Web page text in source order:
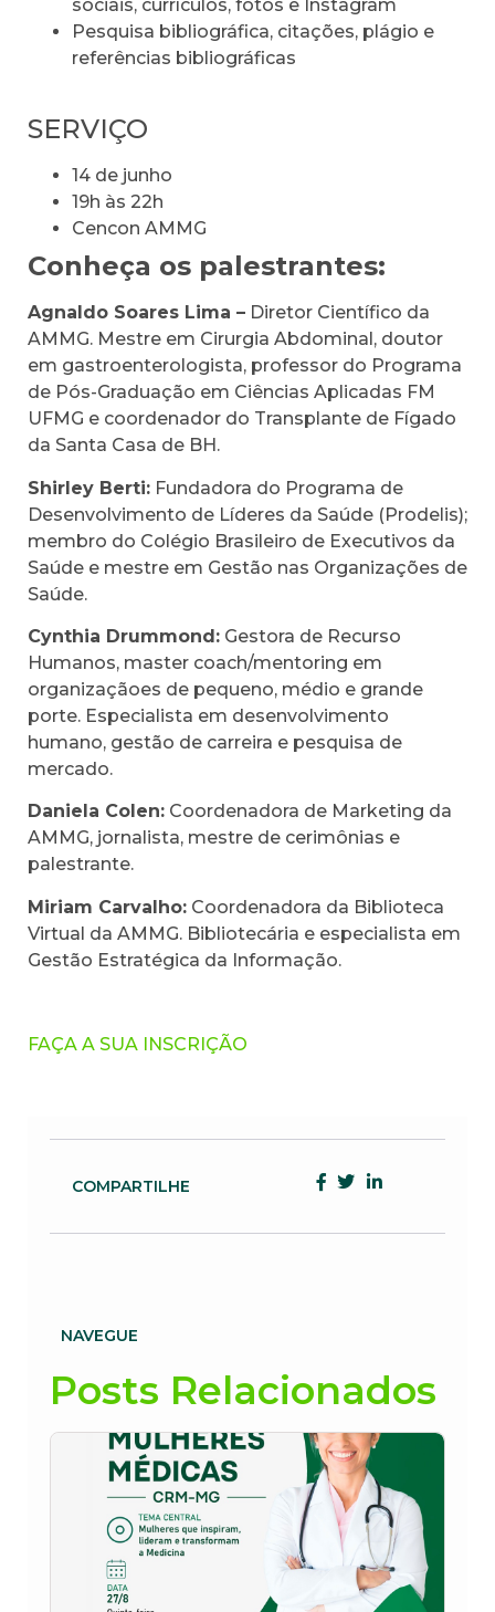
sociais, currículos, fotos e Instagram
Pesquisa bibliográfica, citações, plágio e
referências bibliográficas
SERVIÇO
14 de junho
19h às 22h
Cencon AMMG
Conheça os palestrantes:
Agnaldo Soares Lima – Diretor Científico da
AMMG. Mestre em Cirurgia Abdominal, doutor
em gastroenterologista, professor do Programa
de Pós-Graduação em Ciências Aplicadas FM
UFMG e coordenador do Transplante de Fígado
da Santa Casa de BH.
Shirley Berti: Fundadora do Programa de
Desenvolvimento de Líderes da Saúde (Prodelis);
membro do Colégio Brasileiro de Executivos da
Saúde e mestre em Gestão nas Organizações de
Saúde.
Cynthia Drummond: Gestora de Recurso
Humanos, master coach/mentoring em
organizaçãoes de pequeno, médio e grande
porte. Especialista em desenvolvimento
humano, gestão de carreira e pesquisa de
mercado.
Daniela Colen: Coordenadora de Marketing da
AMMG, jornalista, mestre de cerimônias e
palestrante.
Miriam Carvalho: Coordenadora da Biblioteca
Virtual da AMMG. Bibliotecária e especialista em
Gestão Estratégica da Informação.
FAÇA A SUA INSCRIÇÃO
COMPARTILHE
NAVEGUE
Posts Relacionados